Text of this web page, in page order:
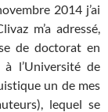
2014 j’ai
m’a adressé,
de doctorat en
l’Université de
un de mes
lequel se